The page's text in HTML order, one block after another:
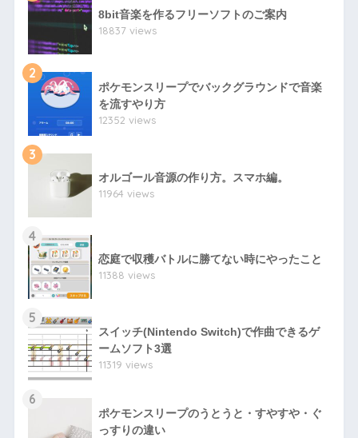
8bit音楽を作るフリーソフトのご案内
18837 views
2
ポケモンスリープでバックグラウンドで音楽
を流すやり方
12352 views
3
オルゴール音源の作り方。スマホ編。
11964 views
4
恋庭で収穫バトルに勝てない時にやったこと
11388 views
5
スイッチ(Nintendo Switch)で作曲できるゲ
ームソフト3選
11319 views
6
ポケモンスリープのうとうと・すやすや・ぐ
っすりの違い